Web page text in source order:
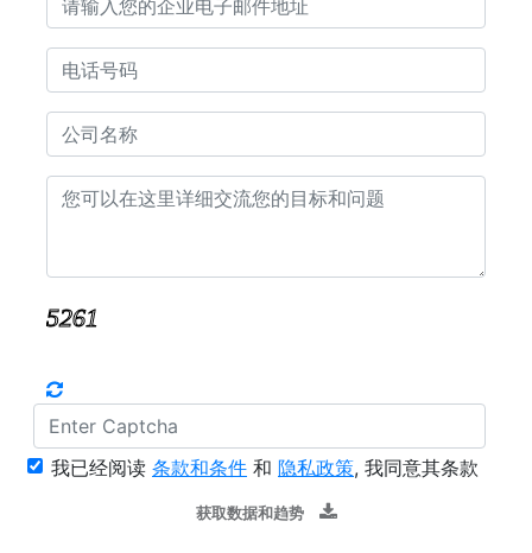
我已经阅读 条款和条件 和 隐私政策, 我同意其条款
获取数据和趋势